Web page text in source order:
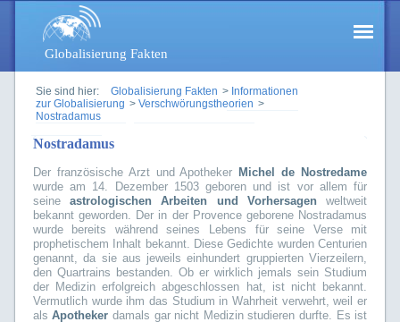
Globalisierung Fakten
Sie sind hier: Globalisierung Fakten > Informationen
zur Globalisierung > Verschwörungstheorien >
Nostradamus
Nostradamus
Der französische Arzt und Apotheker Michel de Nostredame
wurde am 14. Dezember 1503 geboren und ist vor allem für
seineastrologischen Arbeiten und Vorhersagenweltweit
bekannt geworden. Der in der Provence geborene Nostradamus
wurde bereits während seines Lebens für seine Verse mit
prophetischem Inhalt bekannt. Diese Gedichte wurden Centurien
genannt, da sie aus jeweils einhundert gruppierten Vierzeilern,
den Quartrains bestanden. Ob er wirklich jemals sein Studium
der Medizin erfolgreich abgeschlossen hat, ist nicht bekannt.
Vermutlich wurde ihm das Studium in Wahrheit verwehrt, weil er
alsApotheker damals gar nicht Medizin studieren durfte. Es ist